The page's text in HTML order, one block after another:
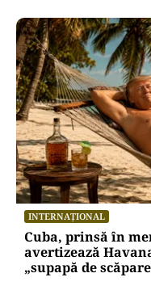
INTERNAȚIONAL
Cuba, prinsă în
avertizează
„supapă de